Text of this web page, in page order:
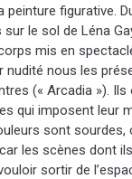
figurative.
le sol de Léna
mis en
nudité nous les
(« Arcadia »).
qui imposent leur
sont sourdes,
les scènes dont
sortir de